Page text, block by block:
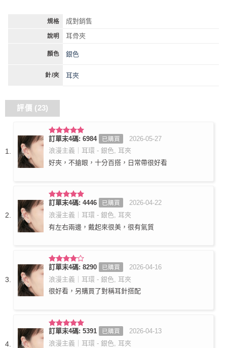
規格 成對銷售
說明 耳骨夾
顏色 銀色
針/夾 耳夾
評價 (23)
評分5滿
分 5
訂單末4碼: 6984 已購買
2026-05-27
浪漫主義｜耳環 - 銀色, 耳夾
好夾，不搶眼，十分百搭，日常帶很好看
評分5滿
分 5
訂單末4碼: 4446 已購買
2026-04-22
浪漫主義｜耳環 - 銀色, 耳夾
有左右兩邊，戴起來很美，很有氣質
評分4
滿分 5
訂單末4碼: 8290 已購買
2026-04-16
浪漫主義｜耳環 - 銀色, 耳夾
很好看，另購買了對稱耳針搭配
評分5滿
分 5
訂單末4碼: 5391 已購買
2026-04-13
浪漫主義｜耳環 - 銀色, 耳夾